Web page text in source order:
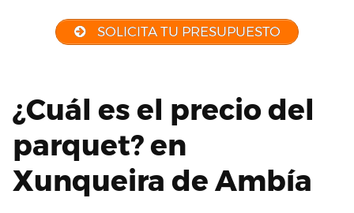
SOLICITA TU PRESUPUESTO
¿Cuál es el precio del
parquet? en
Xunqueira de Ambía